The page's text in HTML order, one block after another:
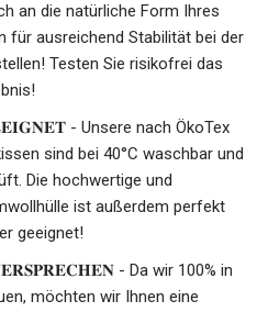
an die natürliche Form Ihres
für ausreichend Stabilität bei der
Testen Sie risikofrei das
- Unsere nach ÖkoTex
sind bei 40°C waschbar und
Die hochwertige und
ist außerdem perfekt
geeignet!
- Da wir 100% in
möchten wir Ihnen eine